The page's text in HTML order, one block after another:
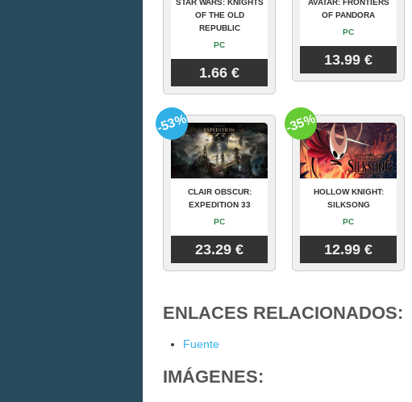
OF THE OLD
REPUBLIC
PC
1.66 €
OF PANDORA
PC
13.99 €
CLAIR OBSCUR:
EXPEDITION 33
PC
23.29 €
-53%
HOLLOW KNIGHT:
SILKSONG
PC
12.99 €
-35%
ENLACES RELACIONADOS:
Fuente
IMÁGENES: